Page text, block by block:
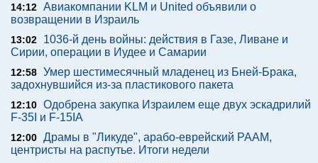
14:12 Авиакомпании KLM и United объявили о
возвращении в Израиль
13:02
1036-й день войны: действия в Газе, Ливане и
Сирии, операции в Иудее и Самарии
12:58 Умер шестимесячный младенец из Бней-Брака,
задохнувшийся из-за пластикового пакета
12:10 Одобрена закупка Израилем еще двух эскадрилий
F-35I и F-15IA
12:00 Драмы в "Ликуде", арабо-еврейский РААМ,
центристы на распутье. Итоги недели